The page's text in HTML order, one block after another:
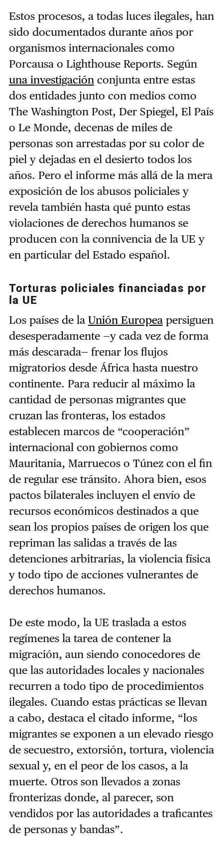
Estos procesos, a todas luces ilegales, han
sido documentados durante años por
organismos internacionales como
Porcausa o Lighthouse Reports. Según
una investigación conjunta entre estas
dos entidades junto con medios como
The Washington Post, Der Spiegel, El País
o Le Monde, decenas de miles de
personas son arrestadas por su color de
piel y dejadas en el desierto todos los
años. Pero el informe más allá de la mera
exposición de los abusos policiales y
revela también hasta qué punto estas
violaciones de derechos humanos se
producen con la connivencia de la UE y
en particular del Estado español.
Torturas policiales financiadas por
la UE
Los países de la Unión Europeapersiguen
desesperadamente —y cada vez de forma
más descarada— frenar los flujos
migratorios desde África hasta nuestro
continente. Para reducir al máximo la
cantidad de personas migrantes que
cruzan las fronteras, los estados
establecen marcos de “cooperación”
internacional con gobiernos como
Mauritania, Marruecos o Túnez con el fin
de regular ese tránsito. Ahora bien, esos
pactos bilaterales incluyen el envío de
recursos económicos destinados a que
sean los propios países de origen los que
repriman las salidas a través de las
detenciones arbitrarias, la violencia física
y todo tipo de acciones vulnerantes de
derechos humanos.
De este modo, la UE traslada a estos
regímenes la tarea de contener la
migración, aun siendo conocedores de
que las autoridades locales y nacionales
recurren a todo tipo de procedimientos
ilegales. Cuando estas prácticas se llevan
a cabo, destaca el citado informe, “los
migrantes se exponen a un elevado riesgo
de secuestro, extorsión, tortura, violencia
sexual y, en el peor de los casos, a la
muerte. Otros son llevados a zonas
fronterizas donde, al parecer, son
vendidos por las autoridades a traficantes
de personas y bandas”.